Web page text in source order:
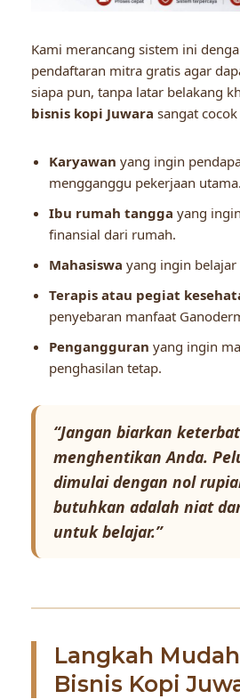
Kami merancang sistem ini
pendaftaran mitra gratis agar
siapa pun, tanpa latar belakang
bisnis kopi Juwara sangat
Karyawan yang ingin
mengganggu pekerjaan utama.
Ibu rumah tangga yang
finansial dari rumah.
Mahasiswa yang ingin
Terapis atau pegiat
penyebaran manfaat
Pengangguran yang ingin
penghasilan tetap.
“Jangan biarkan
menghentikan Anda.
dimulai dengan nol
butuhkan adalah niat
untuk belajar.”
Langkah
Bisnis Kopi